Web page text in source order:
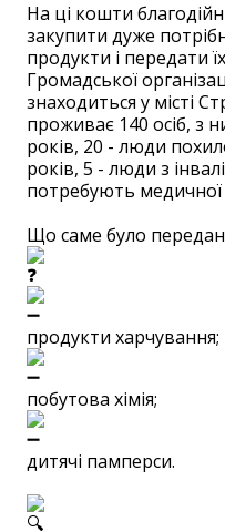
На ці кошти
закупити дуже
продукти і передати
Громадської
знаходиться у місті
проживає 140 осіб, з
років, 20 - люди
років, 5 - люди з
потребують
Що саме було
продукти харчування;
побутова хімія;
дитячі памперси.